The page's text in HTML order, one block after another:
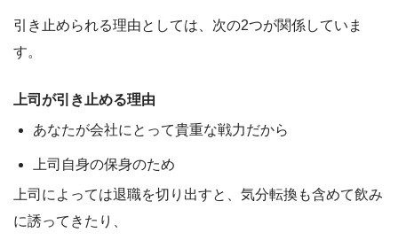
引き止められる理由としては、次の2つが関係していま
す。
上司が引き止める理由
あなたが会社にとって貴重な戦力だから
上司自身の保身のため
上司によっては退職を切り出すと、気分転換も含めて飲み
に誘ってきたり、